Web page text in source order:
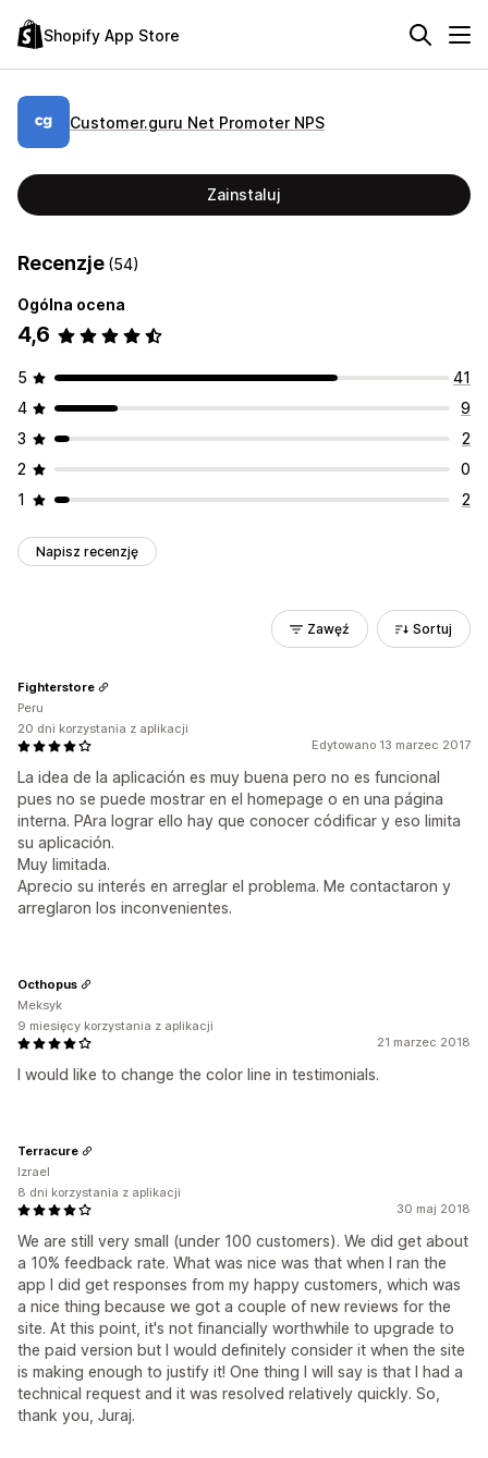
Shopify App Store
Customer.guru Net Promoter NPS
Zainstaluj
Recenzje (54)
Ogólna ocena
4,6
5
41
4
9
3
2
2
0
1
2
Napisz recenzję
Zawęź Sortuj
Edytowano 13 marzec 2017
La idea de la aplicación es muy buena pero no es funcional
pues no se puede mostrar en el homepage o en una página
interna. PAra lograr ello hay que conocer códificar y eso limita
su aplicación.
Muy limitada.
Aprecio su interés en arreglar el problema. Me contactaron y
arreglaron los inconvenientes.
Fighterstore
Peru
20 dni korzystania z aplikacji
21 marzec 2018
I would like to change the color line in testimonials.
Octhopus
Meksyk
9 miesięcy korzystania z aplikacji
30 maj 2018
We are still very small (under 100 customers). We did get about
a 10% feedback rate. What was nice was that when I ran the
app I did get responses from my happy customers, which was
a nice thing because we got a couple of new reviews for the
site. At this point, it's not financially worthwhile to upgrade to
the paid version but I would definitely consider it when the site
is making enough to justify it! One thing I will say is that I had a
technical request and it was resolved relatively quickly. So,
thank you, Juraj.
Terracure
Izrael
8 dni korzystania z aplikacji